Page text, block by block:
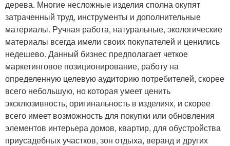
дерева. Многие несложные изделия сполна окупят
затраченный труд, инструменты и дополнительные
материалы. Ручная работа, натуральные, экологические
материалы всегда имели своих покупателей и ценились
недешево. Данный бизнес предполагает четкое
маркетинговое позиционирование, работу на
определенную целевую аудиторию потребителей, скорее
всего небольшую, но которая умеет ценить
эксклюзивность, оригинальность в изделиях, и скорее
всего имеет возможность для покупки или обновления
элементов интерьера домов, квартир, для обустройства
приусадебных участков, зон отдыха, веранд и других